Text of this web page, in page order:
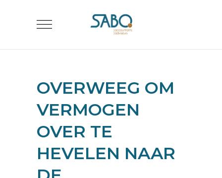
OVERWEEG OM
VERMOGEN
OVER TE
HEVELEN NAAR